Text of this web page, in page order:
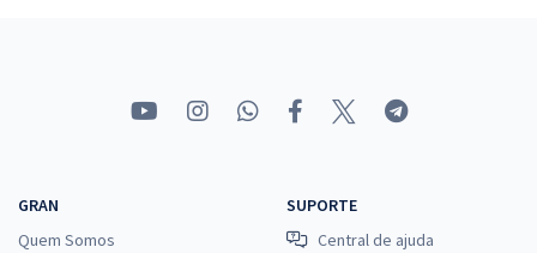
GRAN
Quem Somos
SUPORTE
Central de ajuda